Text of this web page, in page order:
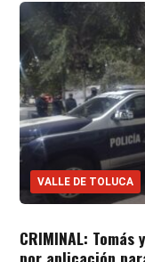
VALLE DE TOLUCA
CRIMINAL: